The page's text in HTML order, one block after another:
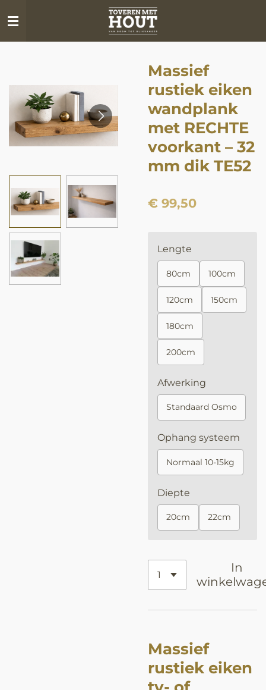
direct
naar
Massief
rustiek eiken
wandplank
met RECHTE
voorkant – 32
mm dik TE52
€ 99,50
Lengte
80cm 100cm
120cm 150cm
180cm
200cm
Afwerking
Standaard Osmo
Ophang systeem
Normaal 10-15kg
Diepte
20cm 22cm
In
Massief
rustiek eiken